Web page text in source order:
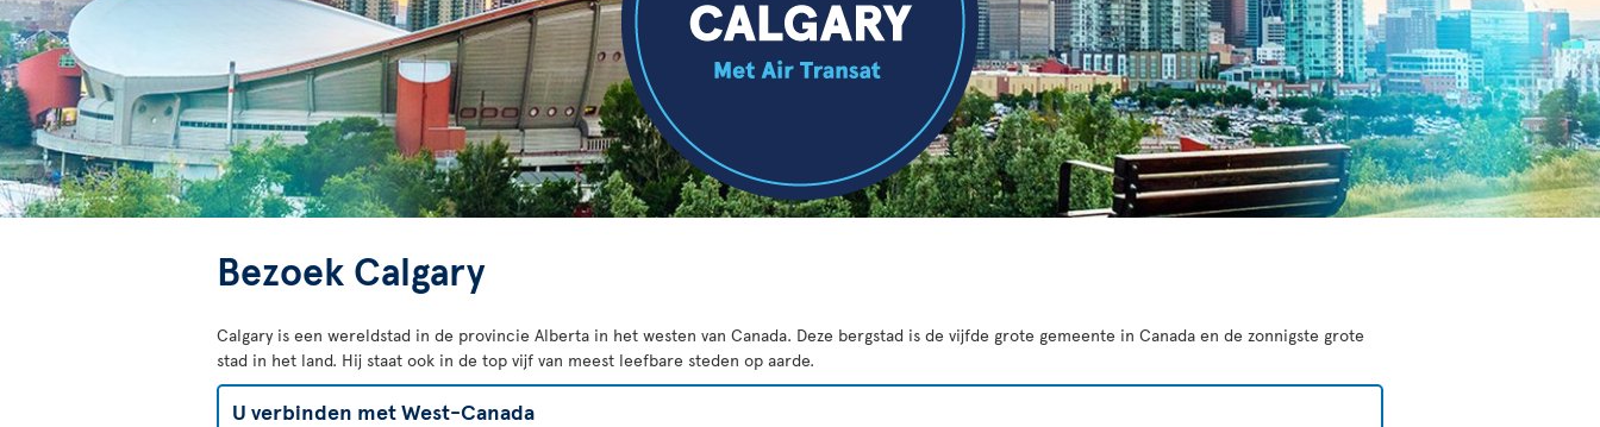
Bezoek Calgary
Calgary is een wereldstad in de provincie Alberta in het westen van Canada. Deze bergstad is de vijfde grote gemeente in Canada en de zonnigste grote
stad in het land. Hij staat ook in de top vijf van meest leefbare steden op aarde.
U verbinden met West-Canada